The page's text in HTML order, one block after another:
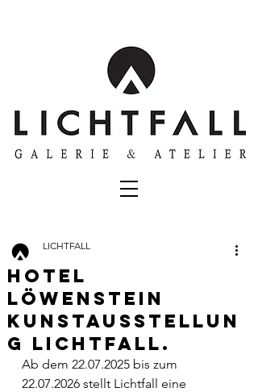
Hotel
Löwenstein
Kunstausstellun
g Lichtfall.
LICHTFALL
Ab dem 22.07.2025 bis zum
22.07.2026 stellt Lichtfall eine